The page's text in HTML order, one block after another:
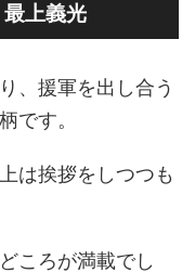
上義光
、援軍を出し合う
です。
は挨拶をしつつも
ころが満載でし